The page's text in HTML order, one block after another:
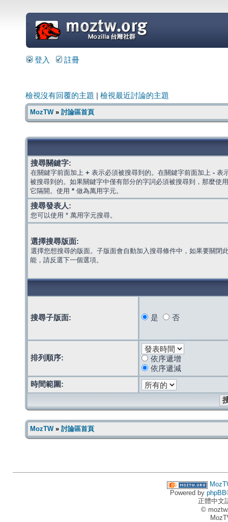
=
登入 註冊
檢視沒有回覆的主題 檢視最近討論的主題
MozTW» 討論區首頁
搜尋關鍵字:
在關鍵字前面加上 + 表示必須被搜尋到的。在關鍵字前面加上 - 表
被搜尋到的。如果關鍵字中僅有部分的字詞必須被搜尋到，那麼使
它隔開。使用 * 做為萬用字元。
搜尋發表人:
您可以使用 * 萬用字元搜尋。
選擇搜尋版面:
選擇您想搜尋的版面。子版面會自動加入搜尋條件中，如果要關閉
能，請反選下一個選項。
搜尋子版面: 是 否
排列順序:
依序遞增
依序遞減
時間範圍:
MozTW» 討論區首頁
Powered by phpBB
正體中文
©